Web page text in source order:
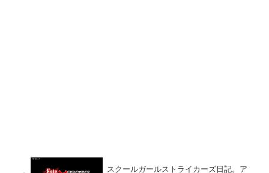
スクールガールストライカーズ日記。ア